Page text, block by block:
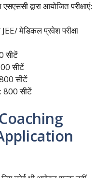
द्वारा आयोजित परीक्षाएं:
JEE/ मेडिकल प्रवेश परीक्षा
सीटें
सीटें
सीटें
800 सीटें